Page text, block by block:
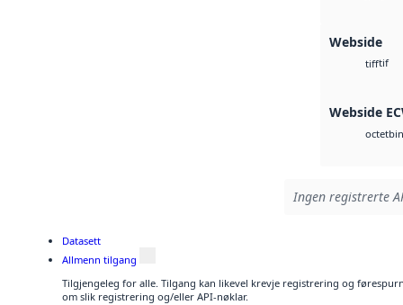
Webside
tifftif
Webside
octetbin
Ingen registrerte
Datasett
Allmenn tilgang
Tilgjengeleg for alle. Tilgang kan likevel krevje registrering og
om slik registrering og/eller API-nøklar.